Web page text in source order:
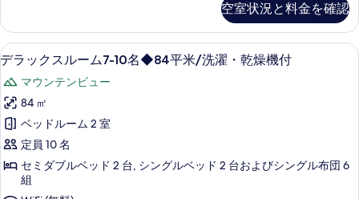
て
の
写
真
を
表
示
細
◆84
平
米/
洗
濯・
乾
燥
機
ス
ル
ー
5-
6
名
◆84
平
米/
洗
濯・
空室状況と料金を確認
デ
ラ
ッ
ク
ス
ル
11
デラックスルーム7-10名◆84平米/洗濯・乾燥機付
マウンテンビュー
84 ㎡
ベッドルーム 2 室
定員 10 名
セミダブルベッド 2 台, シングルベッド 2 台およびシングル布団 6
組